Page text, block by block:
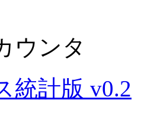
ウンタ
統計版 v0.2